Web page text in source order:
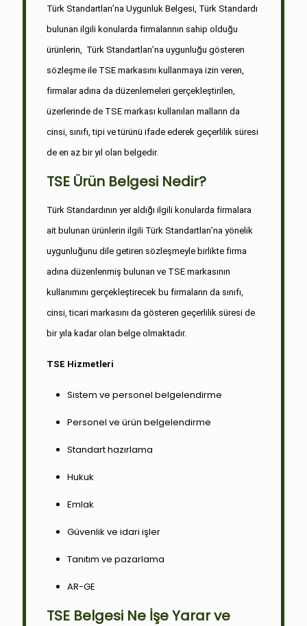
Türk Standartları’na Uygunluk Belgesi, Türk Standardı
bulunan ilgili konularda firmalarının sahip olduğu
ürünlerin, Türk Standartları’na uygunluğu gösteren
sözleşme ile TSE markasını kullanmaya izin veren,
firmalar adına da düzenlemeleri gerçekleştirilen,
üzerlerinde de TSE markası kullanılan malların da
cinsi, sınıfı, tipi ve türünü ifade ederek geçerlilik süresi
de en az bir yıl olan belgedir.
TSE Ürün Belgesi Nedir?
Türk Standardının yer aldığı ilgili konularda firmalara
ait bulunan ürünlerin ilgili Türk Standartları’na yönelik
uygunluğunu dile getiren sözleşmeyle birlikte firma
adına düzenlenmiş bulunan ve TSE markasının
kullanımını gerçekleştirecek bu firmaların da sınıfı,
cinsi, ticari markasını da gösteren geçerlilik süresi de
bir yıla kadar olan belge olmaktadır.
TSE Hizmetleri
Sistem ve personel belgelendirme
Personel ve ürün belgelendirme
Standart hazırlama
Hukuk
Emlak
Güvenlik ve idari işler
Tanıtım ve pazarlama
AR-GE
TSE Belgesi Ne İşe Yarar ve